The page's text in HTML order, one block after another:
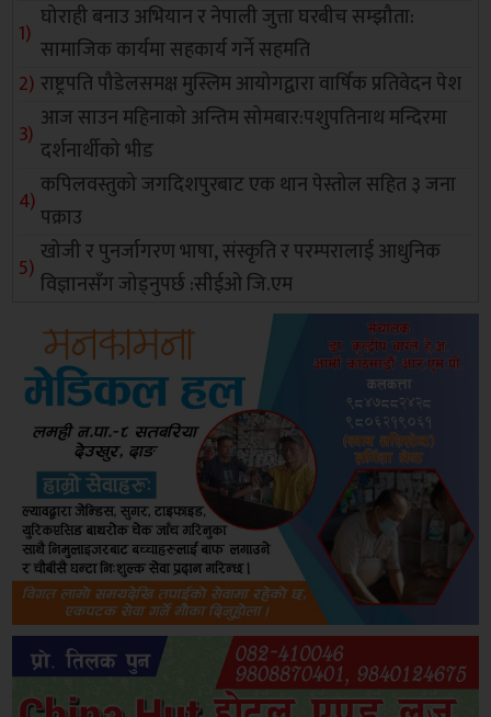
घोराही बनाउ अभियान र नेपाली जुत्ता घरबीच सम्झौता:
सामाजिक कार्यमा सहकार्य गर्ने सहमति
राष्ट्रपति पौडेलसमक्ष मुस्लिम आयोगद्वारा वार्षिक प्रतिवेदन पेश
आज साउन महिनाको अन्तिम सोमबार:पशुपतिनाथ मन्दिरमा
दर्शनार्थीको भीड
कपिलवस्तुको जगदिशपुरबाट एक थान पेस्तोल सहित ३ जना
पक्राउ
खोजी र पुनर्जागरण भाषा, संस्कृति र परम्परालाई आधुनिक
विज्ञानसँग जोड्नुपर्छ :सीईओ जि.एम